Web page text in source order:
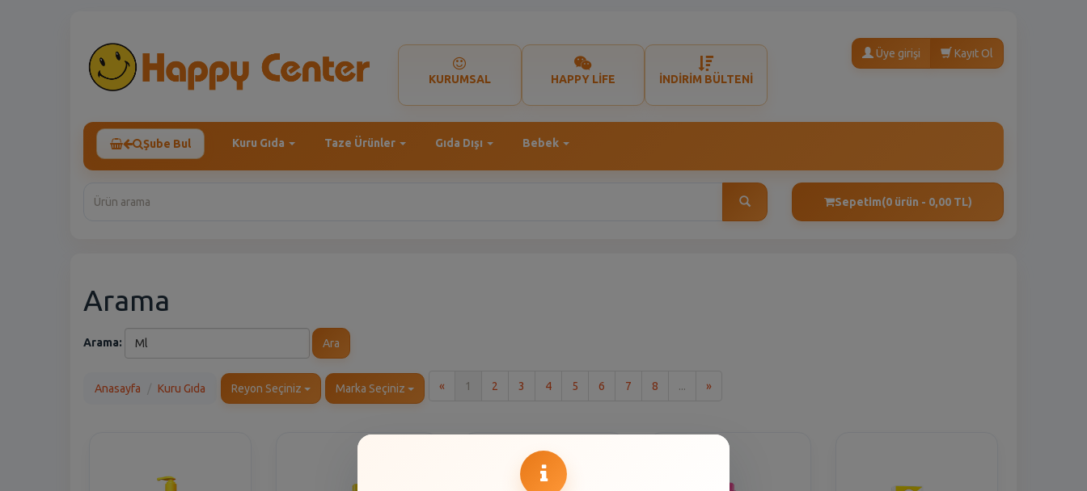
KURUMSAL HAPPY LİFE İNDİRİM BÜLTENİ
Üye girişi Kayıt Ol
Şube Bul Kuru Gıda Taze Ürünler Gıda Dışı Bebek
Sepetim(0 ürün - 0,00 TL)
Arama
Arama: Ara
Anasayfa Kuru Gıda Reyon Seçiniz Marka Seçiniz « 1 2 3 4 5 6 7 8 ... »Son